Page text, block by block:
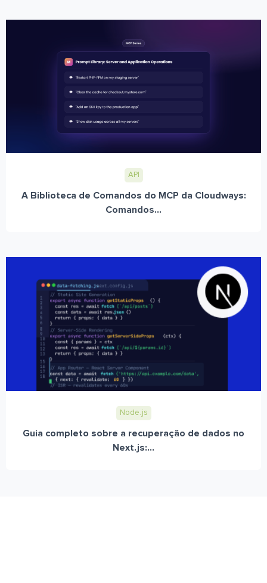
API
A Biblioteca de Comandos do MCP da Cloudways:
Comandos...
Node.js
Guia completo sobre a recuperação de dados no
Next.js:...